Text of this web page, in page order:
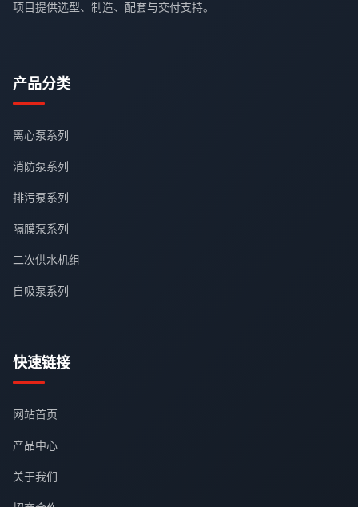
项目提供选型、制造、配套与交付支持。
产品分类
离心泵系列
消防泵系列
排污泵系列
隔膜泵系列
二次供水机组
自吸泵系列
快速链接
网站首页
产品中心
关于我们